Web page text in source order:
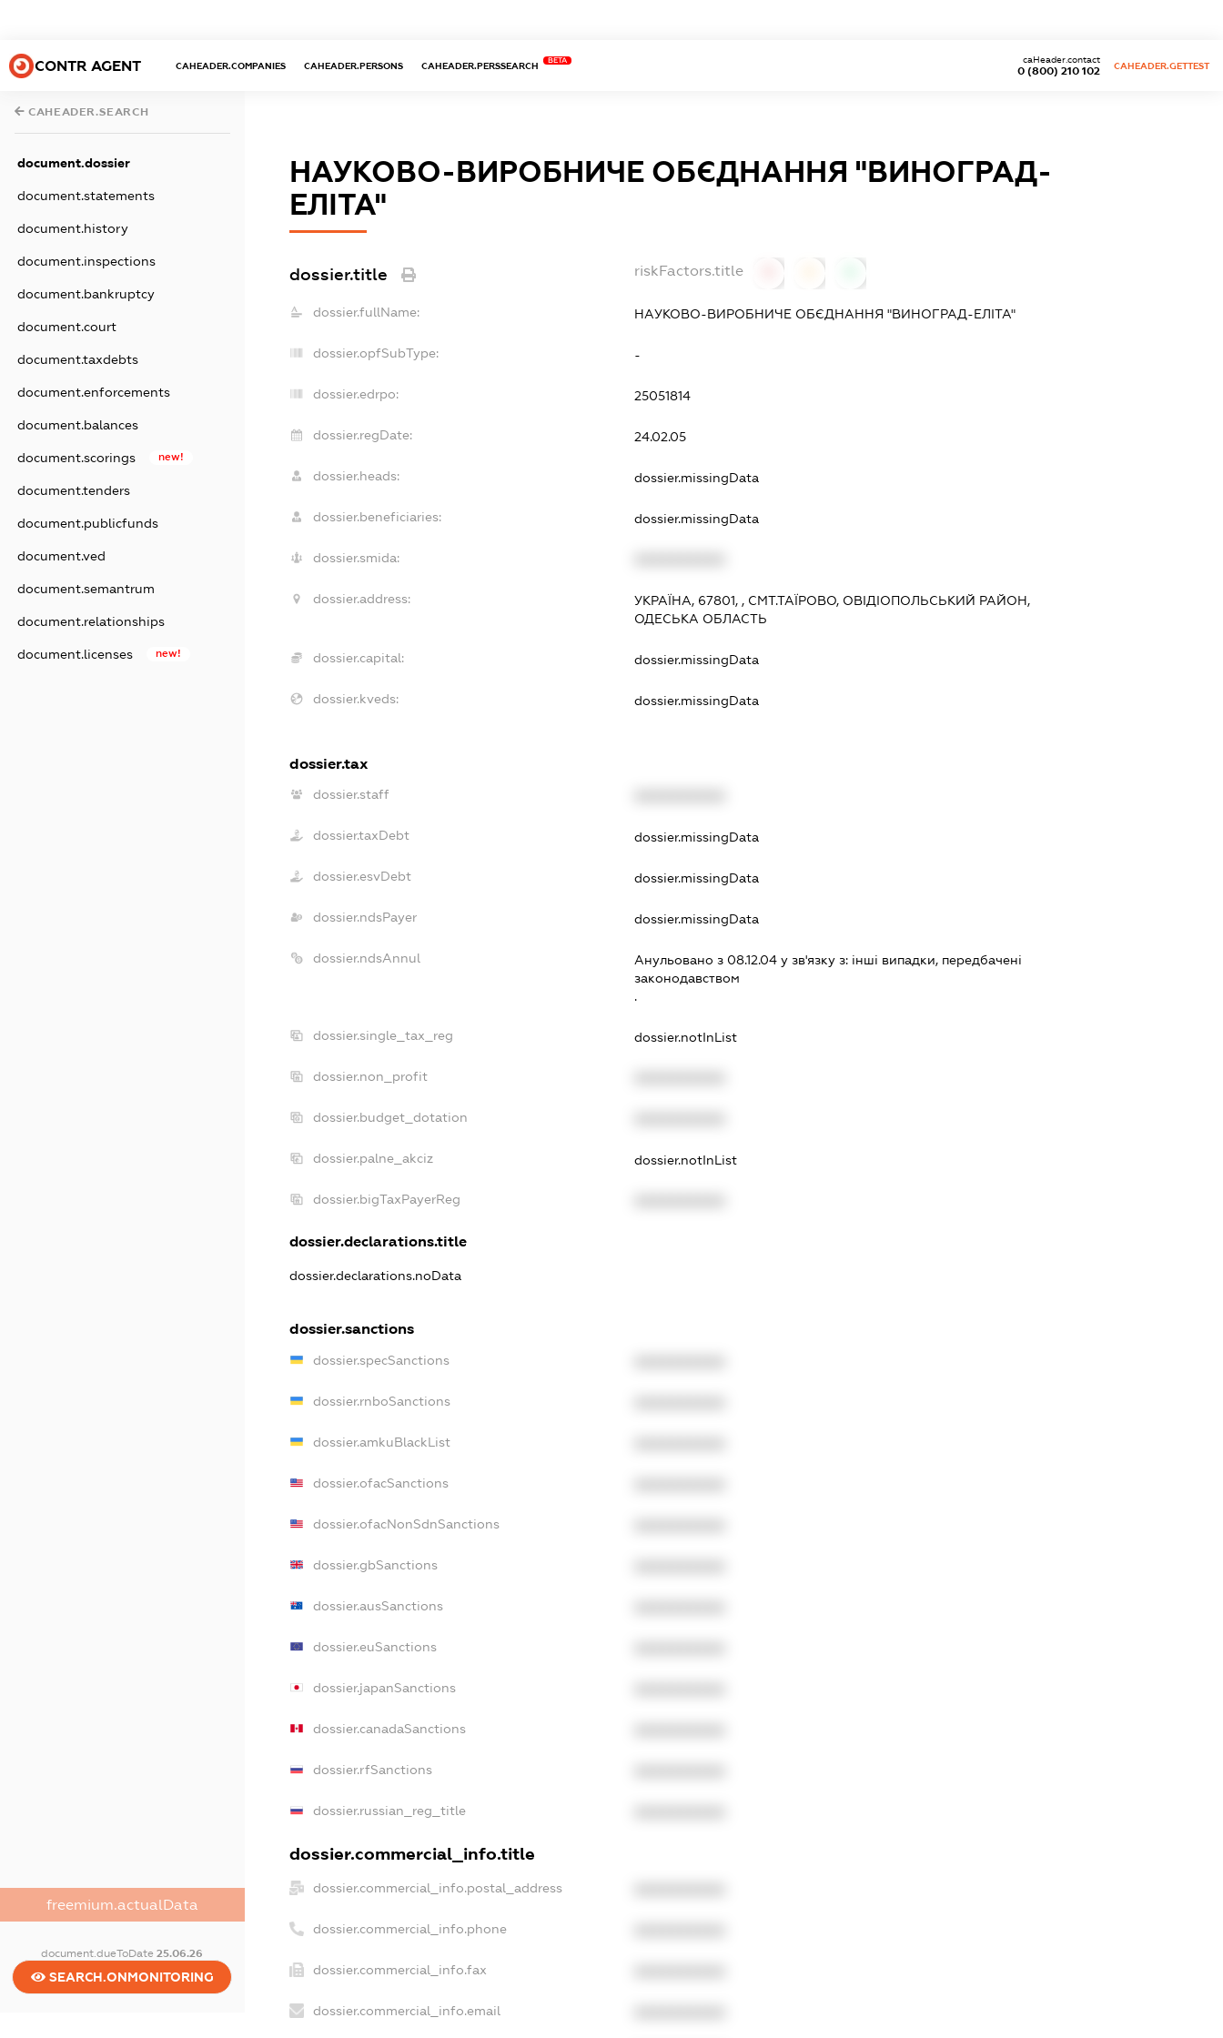
CONTR AGENT CAHEADER.COMPANIES CAHEADER.PERSONS CAHEADER.PERSSEARCH
BETA
0 (800) 210 102
caHeader.contact
CAHEADER.GETTEST
CAHEADER.SEARCH
document.dossier
document.statements
document.history
document.inspections
document.bankruptcy
document.court
document.taxdebts
document.enforcements
document.balances
document.scorings new!
document.tenders
document.publicfunds
document.ved
document.semantrum
document.relationships
document.licenses new!
freemium.actualData
document.dueToDate25.06.26
SEARCH.ONMONITORING
НАУКОВО-ВИРОБНИЧЕ ОБЄДНАННЯ "ВИНОГРАД-
ЕЛІТА"
dossier.title riskFactors.title
dossier.fullName: НАУКОВО-ВИРОБНИЧЕ ОБЄДНАННЯ "ВИНОГРАД-ЕЛІТА"
dossier.opfSubType: -
dossier.edrpo: 25051814
dossier.regDate: 24.02.05
dossier.heads: dossier.missingData
dossier.beneficiaries: dossier.missingData
dossier.smida:
dossier.address:
УКРАЇНА, 67801, , СМТ.ТАЇРОВО, ОВІДІОПОЛЬСЬКИЙ РАЙОН,
ОДЕСЬКА ОБЛАСТЬ
dossier.capital: dossier.missingData
dossier.kveds: dossier.missingData
dossier.tax
dossier.staff
dossier.taxDebt dossier.missingData
dossier.esvDebt dossier.missingData
dossier.ndsPayer dossier.missingData
dossier.ndsAnnul Анульовано з 08.12.04 у зв'язку з: iншi випадки, передбаченi
законодавством
.
dossier.single_tax_reg dossier.notInList
dossier.non_profit
dossier.budget_dotation
dossier.palne_akciz dossier.notInList
dossier.bigTaxPayerReg
dossier.declarations.title
dossier.declarations.noData
dossier.sanctions
dossier.specSanctions
dossier.rnboSanctions
dossier.amkuBlackList
dossier.ofacSanctions
dossier.ofacNonSdnSanctions
dossier.gbSanctions
dossier.ausSanctions
dossier.euSanctions
dossier.japanSanctions
dossier.canadaSanctions
dossier.rfSanctions
dossier.russian_reg_title
dossier.commercial_info.title
dossier.commercial_info.postal_address
dossier.commercial_info.phone
dossier.commercial_info.fax
dossier.commercial_info.email